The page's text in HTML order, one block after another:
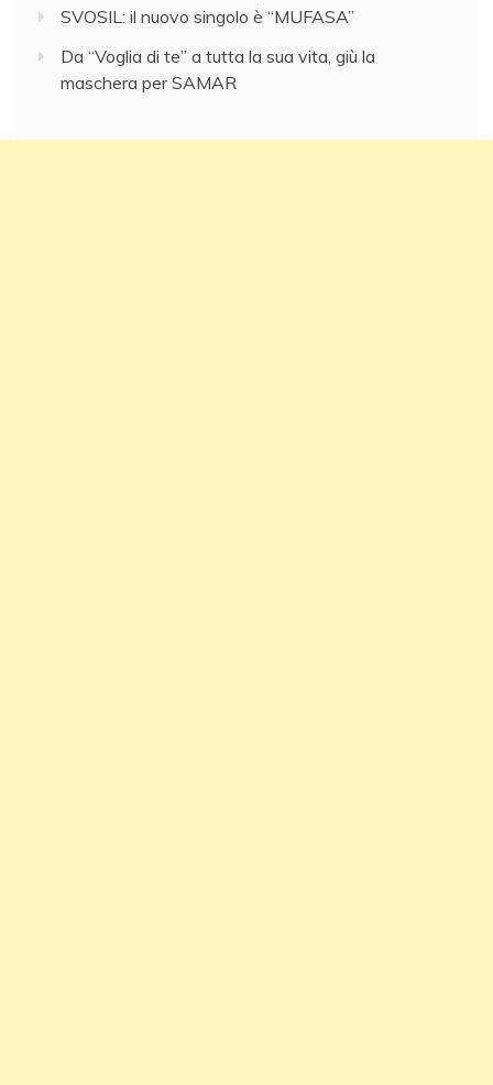
SVOSIL: il nuovo singolo è “MUFASA”
Da “Voglia di te” a tutta la sua vita, giù la
maschera per SAMAR